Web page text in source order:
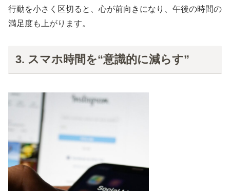
行動を小さく区切ると、心が前向きになり、午後の時間の
満足度も上がります。
3. スマホ時間を“意識的に減らす”